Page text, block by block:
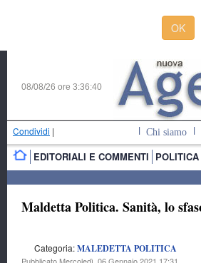
OK
08/08/26 ore 3:36:41
Condividi | Chi siamo
EDITORIALI E COMMENTI POLITICA
Maldetta Politica. Sanità, lo
Categoria:MALEDETTA POLITICA